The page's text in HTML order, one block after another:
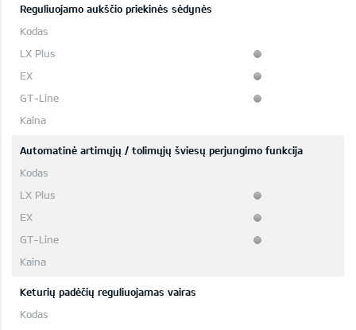
Reguliuojamo aukščio priekinės sėdynės
Automatinė artimųjų / tolimųjų šviesų perjungimo funkcija
Keturių padėčių reguliuojamas vairas